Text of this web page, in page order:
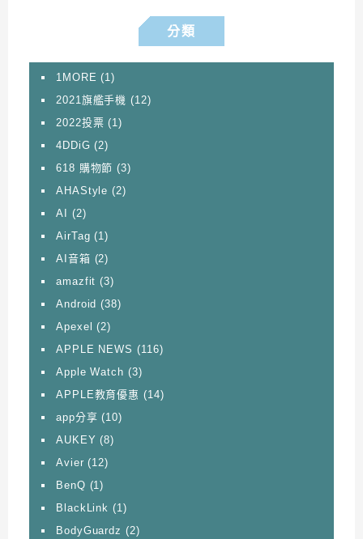
分類
1MORE (1)
2021旗艦手機 (12)
2022投票 (1)
4DDiG (2)
618 購物節 (3)
AHAStyle (2)
AI
(2)
AirTag (1)
AI音箱 (2)
amazfit (3)
Android (38)
Apexel (2)
APPLE NEWS (116)
Apple Watch (3)
APPLE教育優惠 (14)
app分享 (10)
AUKEY (8)
Avier (12)
BenQ (1)
BlackLink (1)
BodyGuardz (2)